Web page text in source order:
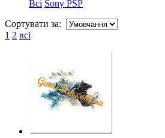
Всі Sony PSP
Сортувати за:
1 2 всі